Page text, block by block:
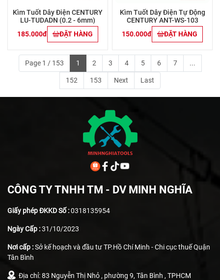
Kìm Tuốt Dây Điện CENTURY
LU-TUDADN (0.2 - 6mm)
185.000đ
ĐẶT HÀNG
Kìm Tuốt Dây Điện Tự Động
CENTURY ANT-WS-103
150.000đ
ĐẶT HÀNG
Page 1 / 153 1 2 3 4 5 6 7 ...
152 153 Next Last
CÔNG TY TNHH TM - DV MINH NGHĨA
Giấy phép ĐKKD Số :0318135954
Ngày Cấp :31/10/2023
Nơi cấp :Sở kế hoạch và đầu tư TP.Hồ Chí Minh - Chi cục thuế Quận
Tân Bình
Địa chỉ: 83 Nguyễn Thị Nhỏ , phường 9, Tân Bình , TPHCM